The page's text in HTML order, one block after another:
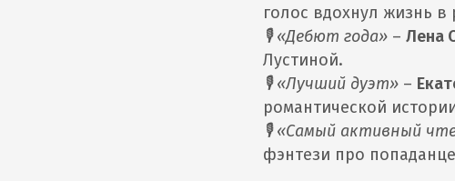
голос вдохнул жизнь
🎙 «Дебют года» –Лена
Лустиной.
🎙 «Лучший дуэт» –
романтической
🎙 «Самый активный
фэнтези про